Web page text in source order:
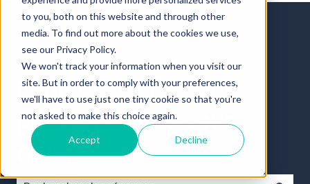
to you, both on this website and through other
media. To find out more about the cookies we use,
see our Privacy Policy.
We won't track your information when you visit our
site. But in order to comply with your preferences,
we'll have to use just one tiny cookie so that you're
not asked to make this choice again.
Accept Decline
Bonjour ! Comment
pouvons-nous vous
aider ?